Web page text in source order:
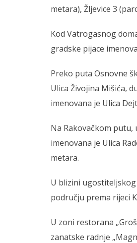
metara), Žljevice 3
Kod Vatrogasnog
gradske pijace
Preko puta Osnovne
Ulica Živojina Mišića,
imenovana je Ulica
Na Rakovačkom
imenovana je Ulica
metara.
U blizini ugostiteljskog
području prema rijeci
U zoni restorana
zanatske radnje